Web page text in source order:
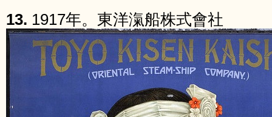
13. 1917年。東洋滊船株式會社